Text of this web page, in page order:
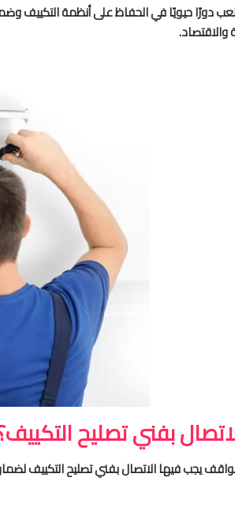
دورًا حيويًا في الحفاظ على أنظمة التكييف
والاقتصاد.
بفني تصليح
يجب فيها الاتصال بفني تصليح التكييف